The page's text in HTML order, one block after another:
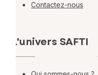
Contactez-nous
L'univers SAFTI